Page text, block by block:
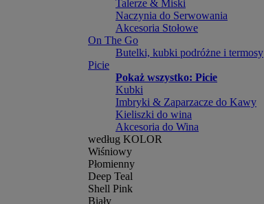
Talerze & Miski
Naczynia do Serwowania
Akcesoria Stołowe
On The Go
Butelki, kubki podróżne i termosy
Picie
Pokaż wszystko: Picie
Kubki
Imbryki & Zaparzacze do Kawy
Kieliszki do wina
Akcesoria do Wina
według KOLOR
Wiśniowy
Płomienny
Deep Teal
Shell Pink
Biały